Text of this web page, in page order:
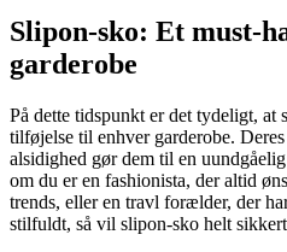
Slipon-sko: Et must-
garderobe
På dette tidspunkt er det tydeligt, at
tilføjelse til enhver garderobe.
alsidighed gør dem til en
om du er en fashionista, der altid
trends, eller en travl forælder, der
stilfuldt, så vil slipon-sko helt